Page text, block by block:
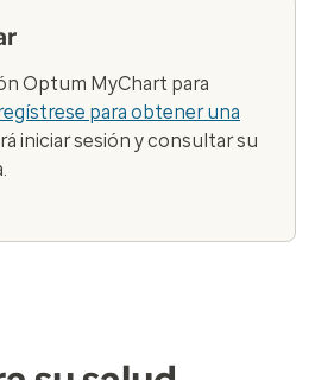
Optum MyChart para
para obtener una
iniciar sesión y consultar su